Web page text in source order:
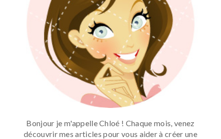
Bonjour je m'appelle Chloé ! Chaque mois, venez
découvrir mes articles pour vous aider à créer une